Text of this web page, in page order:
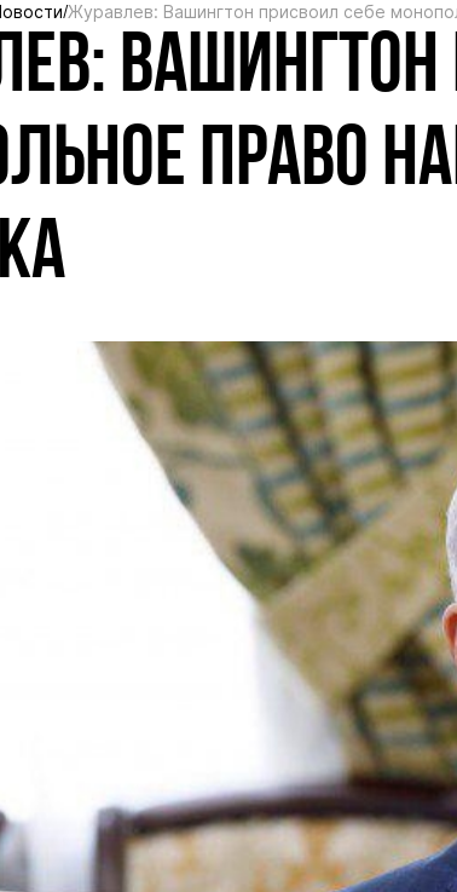
Журавлев: Вашингтон присвоил себе
ВАШИНГТОН
ПРАВО